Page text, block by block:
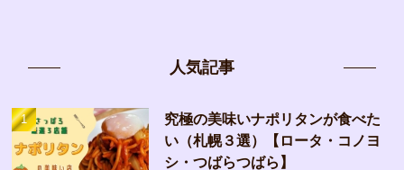
人気記事
究極の美味いナポリタンが食べた
い（札幌３選）【ロータ・コノヨ
シ・つばらつばら】